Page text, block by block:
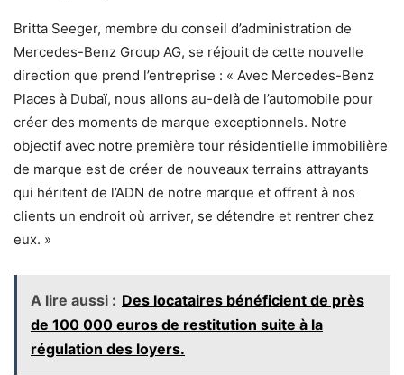
Britta Seeger, membre du conseil d’administration de
Mercedes-Benz Group AG, se réjouit de cette nouvelle
direction que prend l’entreprise : « Avec Mercedes-Benz
Places à Dubaï, nous allons au-delà de l’automobile pour
créer des moments de marque exceptionnels. Notre
objectif avec notre première tour résidentielle immobilière
de marque est de créer de nouveaux terrains attrayants
qui héritent de l’ADN de notre marque et offrent à nos
clients un endroit où arriver, se détendre et rentrer chez
eux. »
A lire aussi : Des locataires bénéficient de près
de 100 000 euros de restitution suite à la
régulation des loyers.